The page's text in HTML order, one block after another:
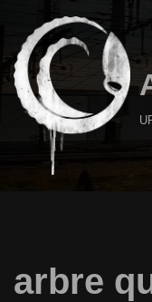
Aller
au
contenu
arbre